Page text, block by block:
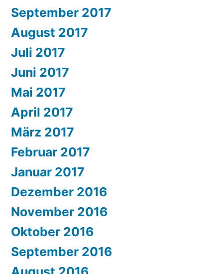
September 2017
August 2017
Juli 2017
Juni 2017
Mai 2017
April 2017
März 2017
Februar 2017
Januar 2017
Dezember 2016
November 2016
Oktober 2016
September 2016